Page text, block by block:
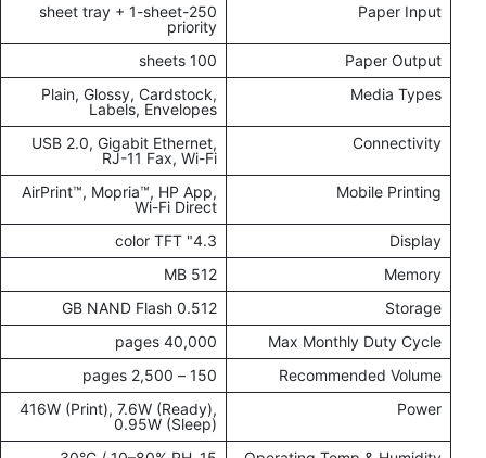
Paper Input
250-sheet tray + 1-sheet
priority
Paper Output
100 sheets
Media Types
Plain, Glossy, Cardstock,
Labels, Envelopes
Connectivity
USB 2.0, Gigabit Ethernet,
RJ-11 Fax, Wi-Fi
Mobile Printing
AirPrint™, Mopria™, HP App,
Wi-Fi Direct
Display
4.3" color TFT
Memory
512 MB
Storage
0.512 GB NAND Flash
Max Monthly Duty Cycle
40,000 pages
Recommended Volume
150 – 2,500 pages
Power
416W (Print), 7.6W (Ready),
0.95W (Sleep)